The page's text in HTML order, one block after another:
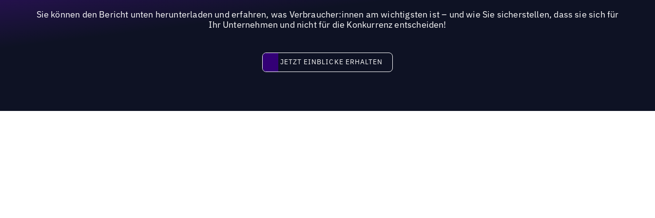
Sie können den Bericht unten herunterladen und erfahren, was Verbraucher:innen am wichtigsten ist – und wie Sie sicherstellen, dass sie sich für
Ihr Unternehmen und nicht für die Konkurrenz entscheiden!
JETZT EINBLICKE ERHALTEN
JETZT EINBLICKE ERHALTEN